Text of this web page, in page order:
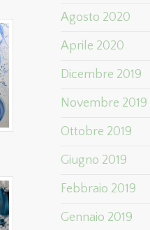
Agosto 2020
Aprile 2020
Dicembre 2019
Novembre 2019
Ottobre 2019
Giugno 2019
Febbraio 2019
Gennaio 2019